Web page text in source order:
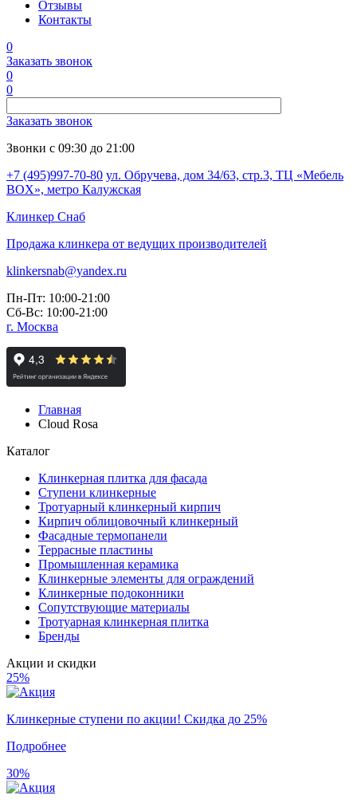
Отзывы
Контакты
0
Заказать звонок
0
0
Заказать звонок
Звонки с 09:30 до 21:00
+7 (495)997-70-80 ул. Обручева, дом 34/63, стр.3, ТЦ «Мебель
BOX», метро Калужская
Клинкер Снаб
Продажа клинкера от ведущих производителей
klinkersnab@yandex.ru
Пн-Пт: 10:00-21:00
Сб-Вс: 10:00-21:00
г. Москва
Главная
Cloud Rosa
Каталог
Клинкерная плитка для фасада
Ступени клинкерные
Тротуарный клинкерный кирпич
Кирпич облицовочный клинкерный
Фасадные термопанели
Террасные пластины
Промышленная керамика
Клинкерные элементы для ограждений
Клинкерные подоконники
Сопутствующие материалы
Тротуарная клинкерная плитка
Бренды
Акции и скидки
25%
Клинкерные ступени по акции! Скидка до 25%
Подробнее
30%